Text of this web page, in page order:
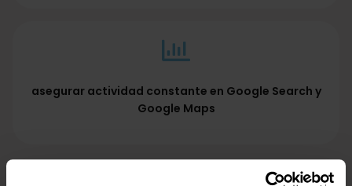
asegurar actividad constante en Google Search y
Google Maps